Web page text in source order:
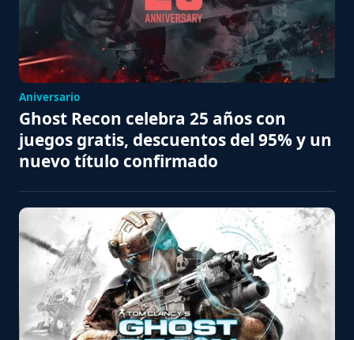
Aniversario
Ghost Recon celebra 25 años con
juegos gratis, descuentos del 95% y un
nuevo título confirmado